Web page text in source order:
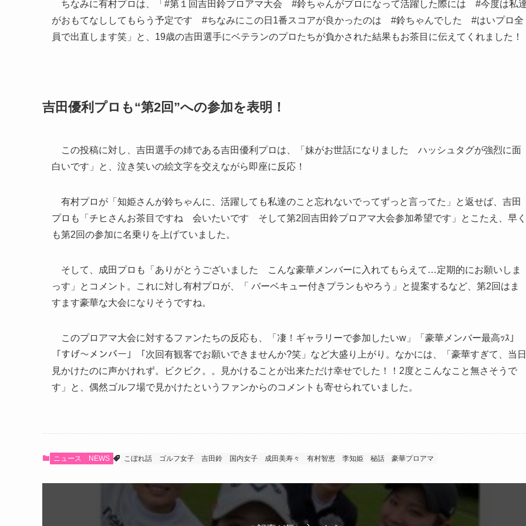
ちなみに有村プロは、「#第１回吉田鈴プロアマ大会 #鈴ちゃんがプロになって活躍した際には #今度は私
がおもてなししてもらう予定です #ちなみにこの日1番スコアが良かったのは #鈴ちゃんでした #はいプロ全
員で出直します笑」と、19歳の吉田選手にベテランのプロたちが負かされた結果もお茶目に伝えてくれました！
吉田優利プロも“第2回”への参加を表明！
この投稿に対し、吉田選手の姉である吉田優利プロは、「妹がお世話になりました ハッシュタグが強烈に面
白いです」と、泣き笑いの絵文字を交えながら即座に反応！
有村プロが「知姫さんが鈴ちゃんに、活躍しても私達のこと忘れないでってずっと言ってた」と返せば、吉田
プロも「チヒさんお茶目ですね 会いたいです そして第2回吉田鈴プロアマ大会参加希望です」とこたえ、早く
も第2回の参加に名乗りを上げていました。
そして、成田プロも「ありがとうございました こんな豪華メンバーに入れてもらえて…定期的にお願いしま
っす」とコメント。これに対し有村プロが、「 バーベキュー付きプランもやろう」と提案するなど、第2回はま
すます豪華な大会になりそうですね。
このプロアマ大会に対するファンたちの反応も、「凄！ギャラリーで参加したいw」「豪華メンバー最高ｯｽ」
「すげ〜メンバー」「次回有観客でお願いできませんか?笑」など大盛り上がり。なかには、「豪華すぎて、当日
見かけたのに声かけれず。ビクビク。。見かけることが出来ただけ幸せでした！！2度とこんなこと無さそうで
す」と、偶然ゴルフ場で見かけたというファンからのコメントも寄せられていました。
ニュース NEWS こぼれ話 ゴルフ女子 吉田鈴 国内女子 成田美寿々 有村智恵 李知姫 秘話 豪華プロアマ